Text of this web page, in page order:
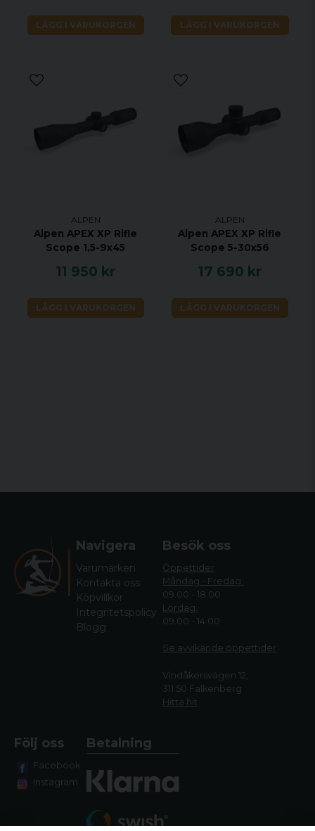
LÄGG I VARUKORGEN LÄGG I VARUKORGEN
ALPEN
Alpen APEX XP Rifle
Scope 1,5-9x45
11 950 kr
LÄGG I VARUKORGEN
ALPEN
Alpen APEX XP Rifle
Scope 5-30x56
17 690 kr
LÄGG I VARUKORGEN
Vikt: 703 g
Stativadaptergänga: Ja
Väska med förvaringsavdelning gjord av
extremt slitstarkt 900D-segeltyg
Bärrem
Navigera
Varumärken
Kontakta oss
Köpvillkor
Integritetspolicy
Blogg
Besök oss
Öppettider
Måndag - Fredag:
09.00 - 18.00
Lördag:
09.00 - 14.00
Se avvikande öppettider
Vindåkersvägen 12,
311 50 Falkenberg
Hitta hit
Följ oss
Facebook
Instagram
Betalning